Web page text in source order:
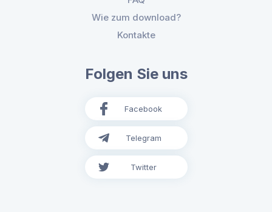
Wie zum download?
Kontakte
Folgen Sie uns
Facebook
Telegram
Twitter